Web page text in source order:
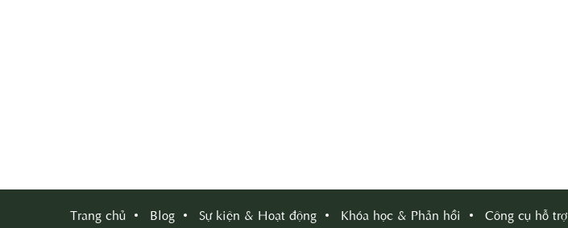
Trang chủ Blog Sự kiện & Hoạt động Khóa học & Phản hồi Công cụ hỗ trợ